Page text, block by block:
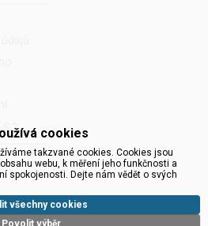
cookies
takzvané cookies. Cookies jsou
webu, k měření jeho funkčnosti a
spokojenosti. Dejte nám vědět o svých
Povolit výběr
všechny cookies